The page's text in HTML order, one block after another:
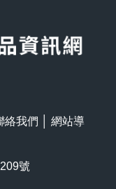
絡我們
網站導
號